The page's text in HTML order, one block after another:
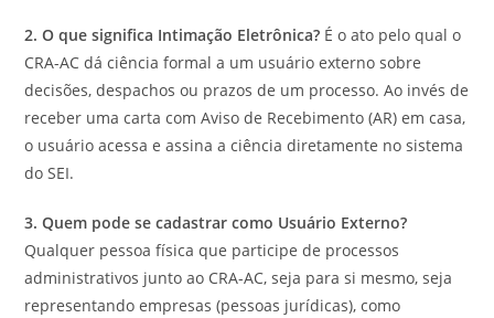
2. O que significa Intimação Eletrônica? É o ato pelo qual o
CRA-AC dá ciência formal a um usuário externo sobre
decisões, despachos ou prazos de um processo. Ao invés de
receber uma carta com Aviso de Recebimento (AR) em casa,
o usuário acessa e assina a ciência diretamente no sistema
do SEI.
3. Quem pode se cadastrar como Usuário Externo?
Qualquer pessoa física que participe de processos
administrativos junto ao CRA-AC, seja para si mesmo, seja
representando empresas (pessoas jurídicas), como